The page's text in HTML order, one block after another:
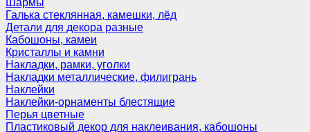
Шармы
Галька стеклянная, камешки, лёд
Детали для декора разные
Кабошоны, камеи
Кристаллы и камни
Накладки, рамки, уголки
Накладки металлические, филигрань
Наклейки
Наклейки-орнаменты блестящие
Перья цветные
Пластиковый декор для наклеивания, кабошоны